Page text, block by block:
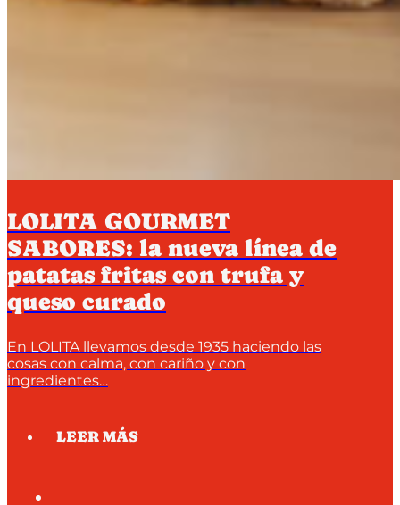
LOLITA GOURMET
SABORES: la nueva línea de
patatas fritas con trufa y
queso curado
En LOLITA llevamos desde 1935 haciendo las
cosas con calma, con cariño y con
ingredientes…
LEER MÁS